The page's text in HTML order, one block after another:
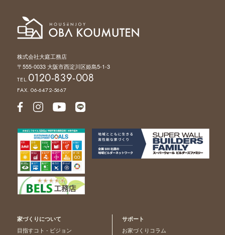
株式会社大庭工務店
〒555-0033 大阪市西淀川区姫島5-1-3
TEL.0120-839-008
FAX. 06-6472-5667
家づくりについて
目指すコト - ビジョン
サポート
お家づくりコラム